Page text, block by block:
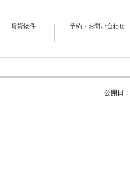
賃貸物件 予約・お問い合わせ
公開日：